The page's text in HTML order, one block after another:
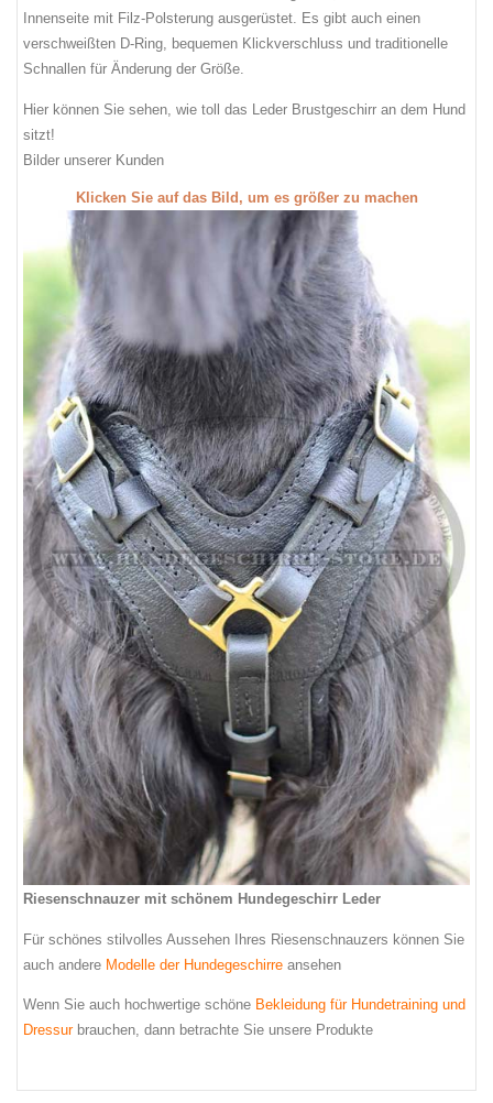
Innenseite mit Filz-Polsterung ausgerüstet. Es gibt auch einen
verschweißten D-Ring, bequemen Klickverschluss und traditionelle
Schnallen für Änderung der Größe.
Hier können Sie sehen, wie toll das Leder Brustgeschirr an dem Hund
sitzt!
Bilder unserer Kunden
Klicken Sie auf das Bild, um es größer zu machen
Riesenschnauzer mit schönem Hundegeschirr Leder
Für schönes stilvolles Aussehen Ihres Riesenschnauzers können Sie
auch andere Modelle der Hundegeschirre ansehen
Wenn Sie auch hochwertige schöne Bekleidung für Hundetraining und
Dressurbrauchen, dann betrachte Sie unsere Produkte